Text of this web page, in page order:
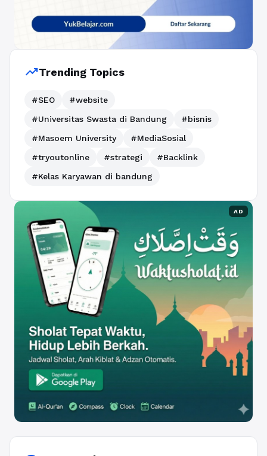
trending_upTrending Topics
#SEO
#website
#Universitas Swasta di Bandung
#bisnis
#Masoem University
#MediaSosial
#tryoutonline
#strategi
#Backlink
#Kelas Karyawan di bandung
AD